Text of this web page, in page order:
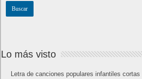
Lo más visto
Letra de canciones populares infantiles cortas